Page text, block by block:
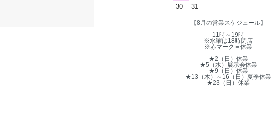
30
31
【8月の営業スケジュール】
11時～19時
※水曜は18時閉店
※赤マーク＝休業
★2（日）休業
★5（水）展示会休業
★9（日）休業
★13（木）～16（日）夏季休業
★23（日）休業